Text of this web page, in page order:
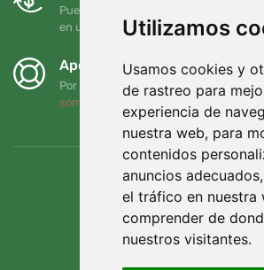
Utilizamos
Usamos cookies y
de rastreo para
experiencia de
nuestra web, para
contenidos
anuncios
el tráfico en nuestra
comprender de
nuestros visitantes.
Puede devolver o cambiar su pedido
en un plazo de 90 días
Apoyamos a Trees.org
Por cada pedido plantamos un árbol.
somos